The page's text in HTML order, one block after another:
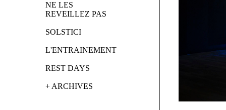
NE LES
REVEILLEZ PAS
SOLSTICI
L'ENTRAINEMENT
REST DAYS
+ ARCHIVES